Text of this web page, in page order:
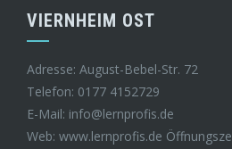
VIERNHEIM OST
Adresse: August-Bebel-Str. 72
Telefon: 0177 4152729
E-Mail: info@lernprofis.de
Web: www.lernprofis.de